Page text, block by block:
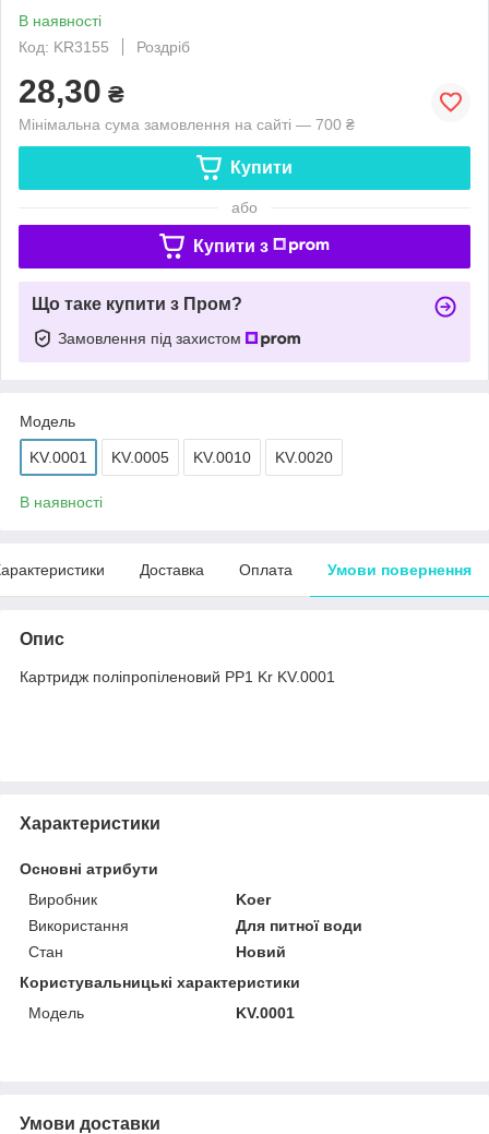
В наявності
Код: KR3155
Роздріб
28,30 ₴
Мінімальна сума замовлення на сайті — 700 ₴
Купити
або
Купити з
Що таке купити з Пром?
Замовлення під захистом
Мoдель
KV.0001 KV.0005 KV.0010 KV.0020
В наявності
Доставка Оплата Умови повернення
Опис
Картридж поліпропіленовий PP1 Kr KV.0001
Характеристики
Основні атрибути
Виробник
Koer
Використання
Для питної води
Стан
Новий
Користувальницькі характеристики
Мoдель
KV.0001
Умови доставки